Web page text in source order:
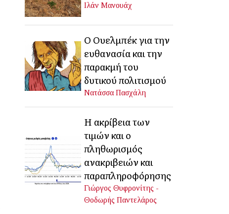
Ιλάν Μανουάχ
Ο Ουελμπέκ για την
ευθανασία και την
παρακμή του
δυτικού πολιτισμού
Νατάσσα Πασχάλη
Η ακρίβεια των
τιμών και ο
πληθωρισμός
ανακριβειών και
παραπληροφόρησης
Γιώργος Θυφρονίτης -
Θοδωρής Παντελάρος